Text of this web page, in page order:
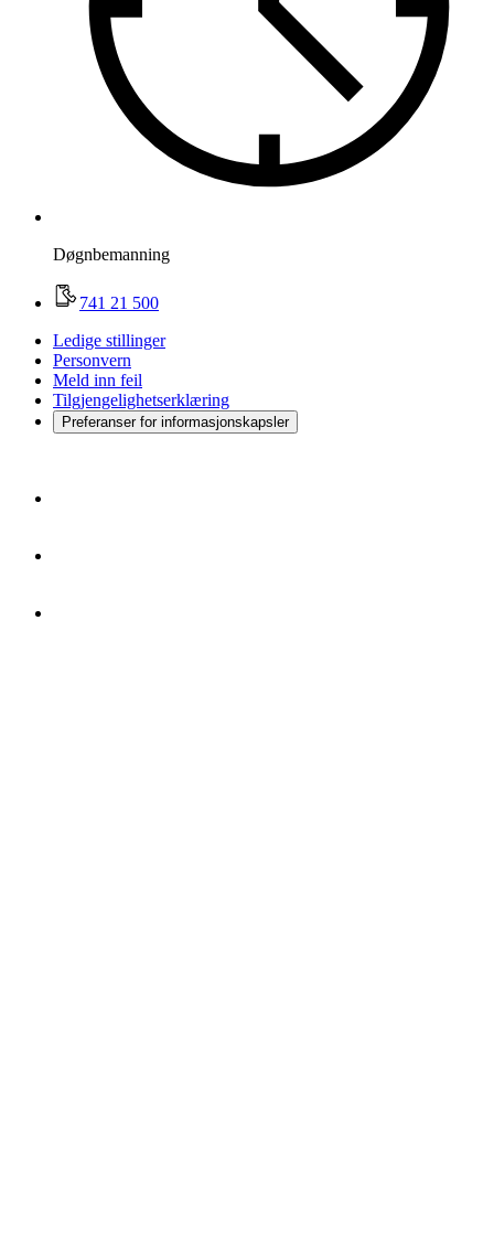
Døgnbemanning
741 21 500
Ledige stillinger
Personvern
Meld inn feil
Tilgjengelighetserklæring
Preferanser for informasjonskapsler